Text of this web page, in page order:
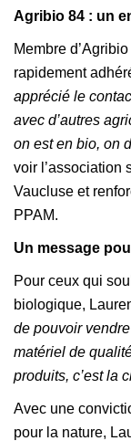
Agribio 84 : un
Membre
rapidement
apprécié le
avec d’autres
on est en bio, on
voir l’association
Vaucluse et
PPAM.
Un message
Pour ceux qui
biologique,
de pouvoir
matériel de
produits, c’est la
Avec une
pour la nature,